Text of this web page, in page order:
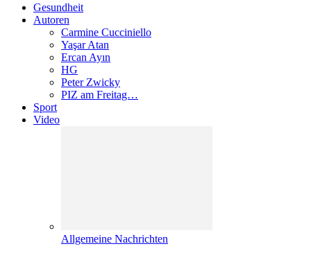
Gesundheit
Autoren
Carmine Cucciniello
Yaşar Atan
Ercan Ayın
HG
Peter Zwicky
PIZ am Freitag…
Sport
Video
Allgemeine Nachrichten